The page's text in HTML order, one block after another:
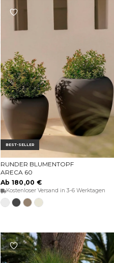
BEST-SELLER
OPTIONEN WÄHLEN
RUNDER BLUMENTOPF
ARECA 60
Ab 180,00 €
Kostenloser Versand in 3-6 Werktagen
Weiss
Anthrazit
TaupeOpak-
beige